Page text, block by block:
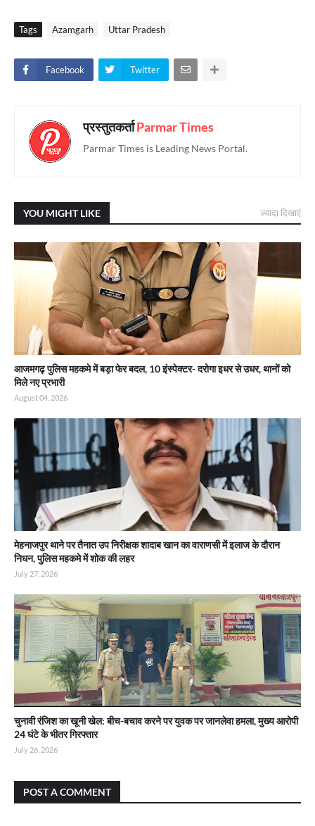
Tags Azamgarh Uttar Pradesh
Facebook Twitter
प्रस्तुतकर्ताParmar Times
Parmar Times is Leading News Portal.
YOU MIGHT LIKE ज़्यादा दिखाएं
आजमगढ़ पुलिस महकमे में बड़ा फेर बदल, 10 इंस्पेक्टर- दरोगा इधर से उधर, थानों को
मिले नए प्रभारी
August 04, 2026
मेहनाजपुर थाने पर तैनात उप निरीक्षक शादाब खान का वाराणसी में इलाज के दौरान
निधन, पुलिस महकमे में शोक की लहर
July 27, 2026
चुनावी रंजिश का खूनी खेल: बीच-बचाव करने पर युवक पर जानलेवा हमला, मुख्य आरोपी
24 घंटे के भीतर गिरफ्तार
July 26, 2026
POST A COMMENT